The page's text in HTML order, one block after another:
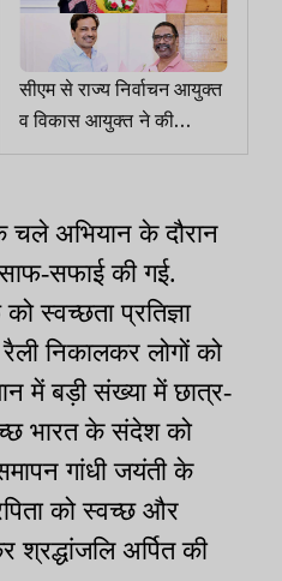
सीएम से राज्य निर्वाचन आयुक्त
व विकास आयुक्त ने की
मुलाकात
चले अभियान के दौरान
सफाई की गई.
स्वच्छता प्रतिज्ञा
निकालकर लोगों को
में बड़ी संख्या में छात्र-
भारत के संदेश को
गांधी जयंती के
को स्वच्छ और
अर्पित की